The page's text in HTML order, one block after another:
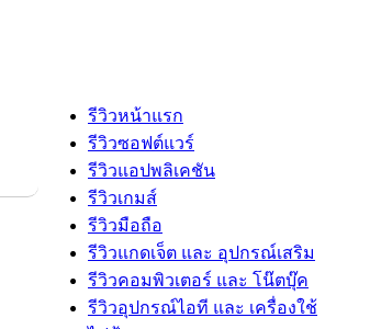
รีวิวหน้าแรก
รีวิวซอฟต์แวร์
รีวิวแอปพลิเคชัน
รีวิวเกมส์
รีวิวมือถือ
รีวิวแกดเจ็ต และ อุปกรณ์เสริม
รีวิวคอมพิวเตอร์ และ โน๊ตบุ๊ค
รีวิวอุปกรณ์ไอที และ เครื่องใช้